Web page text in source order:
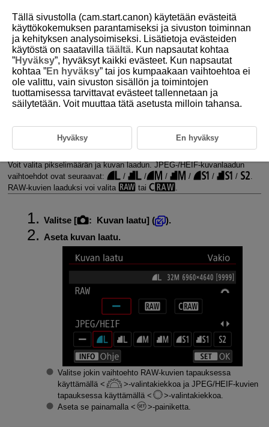
D388-062
Stillkuvien kuvanlaatu
RAW-kuvat
Kuvan laadun asetusten ohje
Voit valita pikselimäärän ja kuvan laadun. JPEG-/HEIF-kuvanlaadun
vaihtoehdot ovat seuraavat:
/ / / / / /
RAW-kuvien laaduksi voi valita
tai
Valitse [ : Kuvan laatu] (
).
Aseta kuvan laatu.
Valitse jokin vaihtoehto RAW-kuvien tapauksessa
käyttämällä
-valintakiekkoa ja JPEG/HEIF-kuvien
tapauksessa käyttämällä
-valintakiekkoa.
Aseta se painamalla
-painiketta.
Tällä sivustolla (cam.start.canon) käytetään evästeitä
käyttökokemuksen parantamiseksi ja sivuston toiminnan
ja kehityksen analysoimiseksi. Lisätietoja evästeiden
käytöstä on saatavilla täältä. Kun napsautat kohtaa
”Hyväksy”, hyväksyt kaikki evästeet. Kun napsautat
kohtaa ”En hyväksy” tai jos kumpaakaan vaihtoehtoa ei
ole valittu, vain sivuston sisällön ja toimintojen
tuottamisessa tarvittavat evästeet tallennetaan ja
säilytetään. Voit muuttaa tätä asetusta milloin tahansa.
Hyväksy En hyväksy